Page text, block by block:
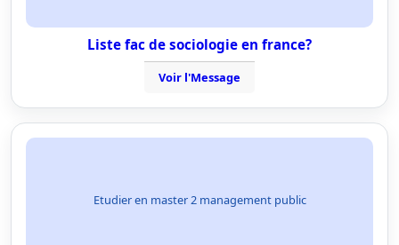
Liste fac de sociologie en france?
Voir l'Message
Etudier en master 2 management public